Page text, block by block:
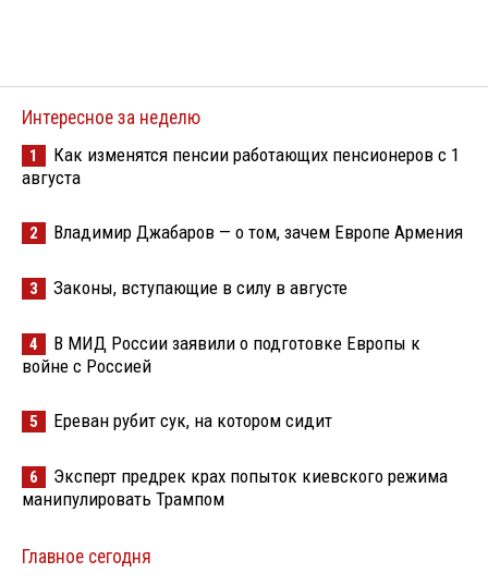
Интересное за неделю
1
Как изменятся пенсии работающих пенсионеров с 1
августа
2 Владимир Джабаров — о том, зачем Европе Армения
3 Законы, вступающие в силу в августе
4
В МИД России заявили о подготовке Европы к
войне с Россией
5 Ереван рубит сук, на котором сидит
6
Эксперт предрек крах попыток киевского режима
манипулировать Трампом
Главное сегодня